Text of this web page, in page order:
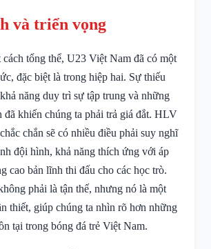
và triển vọng
tổng thể, U23 Việt Nam đã có một
đặc biệt là trong hiệp hai. Sự thiếu
năng duy trì sự tập trung và những
đã khiến chúng ta phải trả giá đắt. HLV
chắn sẽ có nhiều điều phải suy nghĩ
đội hình, khả năng thích ứng với áp
cao bản lĩnh thi đấu cho các học trò.
phải là tận thế, nhưng nó là một
thiết, giúp chúng ta nhìn rõ hơn những
tại trong bóng đá trẻ Việt Nam.